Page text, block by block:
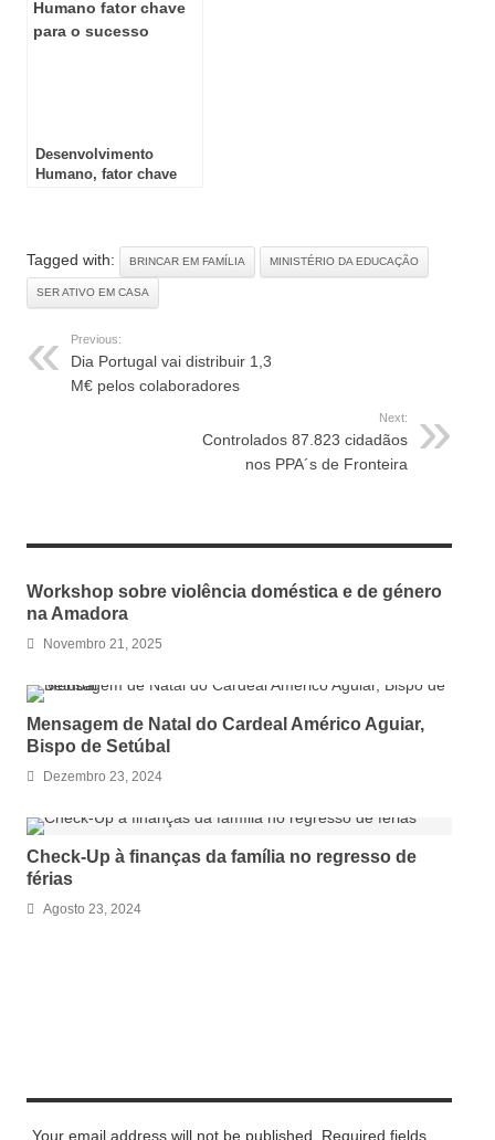
Desenvolvimento
Humano, fator chave
Tagged with: BRINCAR EM FAMÍLIA MINISTÉRIO DA EDUCAÇÃO
SER ATIVO EM CASA
Previous:
Dia Portugal vai distribuir 1,3
M€ pelos colaboradores
Next:
Controlados 87.823 cidadãos
nos PPA´s de Fronteira
Workshop sobre violência doméstica e de género
na Amadora
Novembro 21, 2025
Mensagem de Natal do Cardeal Américo Aguiar,
Bispo de Setúbal
Dezembro 23, 2024
Check-Up à finanças da família no regresso de
férias
Agosto 23, 2024
Your email address will not be published. Required fields